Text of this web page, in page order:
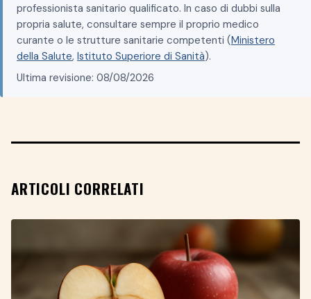
professionista sanitario qualificato. In caso di dubbi sulla
propria salute, consultare sempre il proprio medico
curante o le strutture sanitarie competenti (Ministero
della Salute, Istituto Superiore di Sanità).
Ultima revisione: 08/08/2026
ARTICOLI CORRELATI